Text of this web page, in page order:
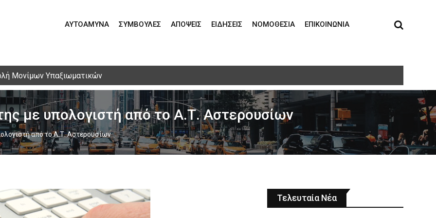
ΑΥΤΟΆΜΥΝΑ
ΣΥΜΒΟΥΛΈΣ ΑΠΌΨΕΙΣ ΕΙΔΉΣΕΙΣ ΝΟΜΟΘΕΣΊΑ ΕΠΙΚΟΙΝΩΝΊΑ
Μονίμων Υπαξιωματικών
με υπολογιστή από το Α.Τ. Αστερουσίων
από το Α.Τ. Αστερουσίων
Τελευταία Νέα